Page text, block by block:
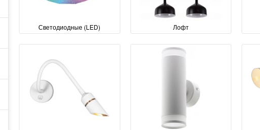
Светодиодные (LED) Лофт